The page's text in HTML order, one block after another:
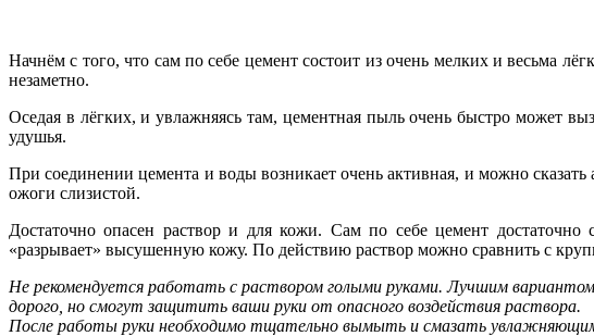
Начнём с того, что сам по себе цемент состоит из очень мелких и весьма
незаметно.
Оседая в лёгких, и увлажняясь там, цементная пыль очень быстро может
удушья.
При соединении цемента и воды возникает очень активная, и можно сказать
ожоги слизистой.
Достаточно опасен раствор и для кожи. Сам по себе цемент достаточно
«разрывает» высушенную кожу. По действию раствор можно сравнить с
Не рекомендуется работать с раствором голыми руками. Лучшим
дорого, но смогут защитить ваши руки от опасного воздействия раствора.
После работы руки необходимо тщательно вымыть и смазать